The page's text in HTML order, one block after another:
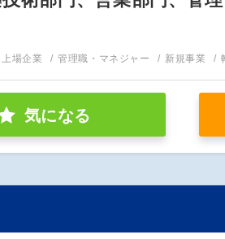
上場企業 管理職・マネジャー 新規事業
気になる